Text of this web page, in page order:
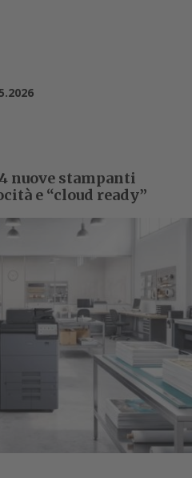
nuove stampanti
e “cloud ready”